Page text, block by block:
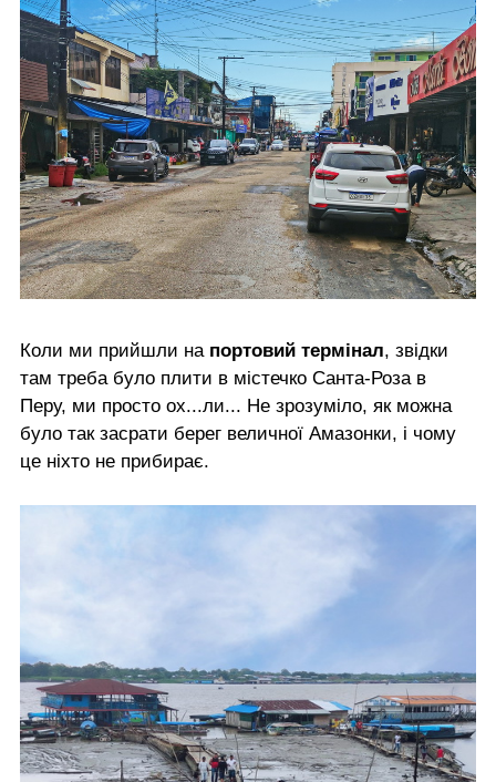
Коли ми прийшли на портовий термінал, звідки
там треба було плити в містечко Санта-Роза в
Перу, ми просто ох...ли... Не зрозуміло, як можна
було так засрати берег величної Амазонки, і чому
це ніхто не прибирає.